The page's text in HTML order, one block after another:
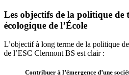
Les objectifs de la politique de
écologique de l’École
L’objectif à long terme de la politique
de l’ESC Clermont BS est clair :
Contribuer à l’émergence d’une